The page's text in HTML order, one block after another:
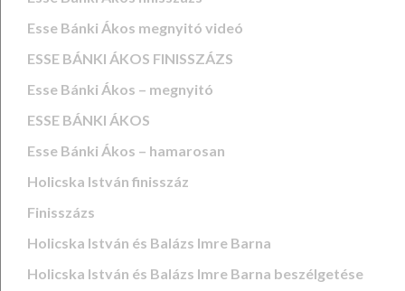
Esse Bánki Ákos megnyitó videó
ESSE BÁNKI ÁKOS FINISSZÁZS
Esse Bánki Ákos – megnyitó
ESSE BÁNKI ÁKOS
Esse Bánki Ákos – hamarosan
Holicska István finisszáz
Finisszázs
Holicska István és Balázs Imre Barna
Holicska István és Balázs Imre Barna beszélgetése